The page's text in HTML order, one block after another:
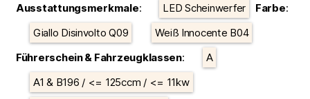
Ausstattungsmerkmale: LED Scheinwerfer Farbe:
Giallo Disinvolto Q09
Weiß Innocente B04
Führerschein & Fahrzeugklassen:
A
A1 & B196 / <= 125ccm / <= 11kw